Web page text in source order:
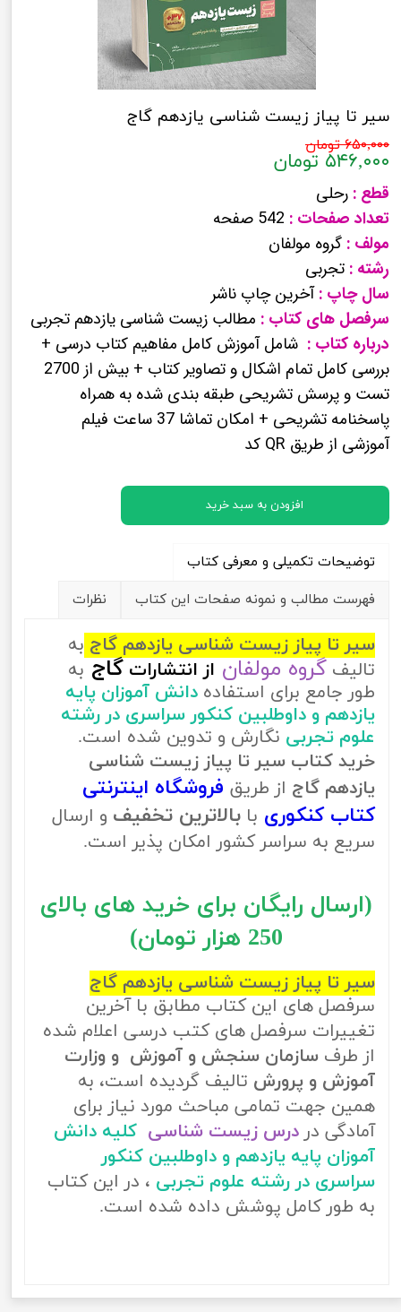
سیر تا پیاز زیست شناسی یازدهم گاج
۶۵۰,۰۰۰ تومان
۵۴۶,۰۰۰ تومان
قطع : رحلی
تعداد صفحات : 542 صفحه
مولف : گروه مولفان
رشته : تجربی
سال چاپ :آخرین چاپ ناشر
سرفصل های کتاب : مطالب زیست شناسی یازدهم تجربی
درباره کتاب : شامل آموزش کامل مفاهیم کتاب درسی +
بررسی کامل تمام اشکال و تصاویر کتاب + بیش از 2700
تست و پرسش تشریحی طبقه بندی شده به همراه
پاسخنامه تشریحی + امکان تماشا 37 ساعت فیلم
آموزشی از طریق QR کد
افزودن به سبد خرید
توضیحات تکمیلی و معرفی کتاب
فهرست مطالب و نمونه صفحات این کتاب
نظرات
سیر تا پیاز زیست شناسی یازدهم گاج به
تالیف گروه مولفان از انتشارات گاج به
طور جامع برای استفاده دانش آموزان پایه
یازدهم و داوطلبین کنکور سراسری در رشته
علوم تجربی نگارش و تدوین شده است.
خرید کتاب سیر تا پیاز زیست شناسی
یازدهم گاج از طریق فروشگاه اینترنتی
کتاب کنکوری با بالاترین تخفیف و ارسال
سریع به سراسر کشور امکان پذیر است.
(ارسال رایگان برای خرید های بالای
250 هزار تومان)
سیر تا پیاز زیست شناسی یازدهم گاج
سرفصل های این کتاب مطابق با آخرین
تغییرات سرفصل های کتب درسی اعلام شده
از طرف سازمان سنجش و آموزش و وزارت
آموزش و پرورش تالیف گردیده است، به
همین جهت تمامی مباحث مورد نیاز برای
آمادگی در درس زیست شناسی کلیه دانش
آموزان پایه یازدهم و داوطلبین کنکور
سراسری در رشته علوم تجربی ، در این کتاب
به طور کامل پوشش داده شده است.